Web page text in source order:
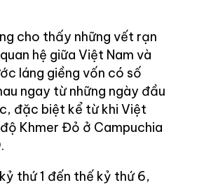
cho thấy những vết rạn
hệ giữa Việt Nam và
láng giềng vốn có số
ngay từ những ngày đầu
đặc biệt kể từ khi Việt
Khmer Đỏ ở Campuchia
thứ 1 đến thế kỷ thứ 6,